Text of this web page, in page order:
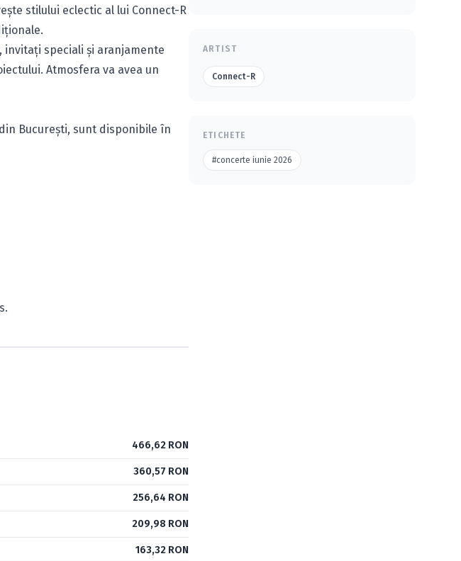
stilului eclectic al lui Connect-R
speciali și aranjamente
Atmosfera va avea un
București, sunt disponibile în
466,62 RON
360,57 RON
256,64 RON
209,98 RON
163,32 RON
ARTIST
Connect-R
ETICHETE
#concerte iunie 2026